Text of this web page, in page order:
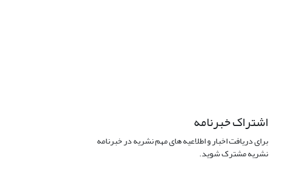
اشتراک خبرنامه
برای دریافت اخبار و اطلاعیه های مهم نشریه در خبرنامه
نشریه مشترک شوید.